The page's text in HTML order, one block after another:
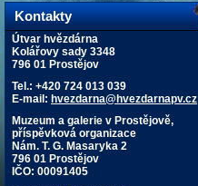
Kontakty
Útvar hvězdárna
Kolářovy sady 3348
796 01 Prostějov
Tel.: +420 724 013 039
E-mail: hvezdarna@hvezdarnapv.cz
Muzeum a galerie v Prostějově,
příspěvková organizace
Nám. T. G. Masaryka 2
796 01 Prostějov
IČO: 00091405